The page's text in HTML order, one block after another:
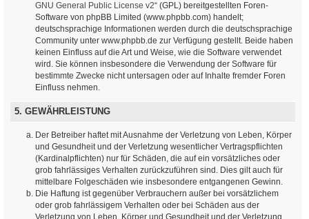
GNU General Public License v2“ (GPL) bereitgestellten Foren-
Software von phpBB Limited (www.phpbb.com) handelt;
deutschsprachige Informationen werden durch die deutschsprachige
Community unter www.phpbb.de zur Verfügung gestellt. Beide haben
keinen Einfluss auf die Art und Weise, wie die Software verwendet
wird. Sie können insbesondere die Verwendung der Software für
bestimmte Zwecke nicht untersagen oder auf Inhalte fremder Foren
Einfluss nehmen.
5. GEWÄHRLEISTUNG
Der Betreiber haftet mit Ausnahme der Verletzung von Leben, Körper
und Gesundheit und der Verletzung wesentlicher Vertragspflichten
(Kardinalpflichten) nur für Schäden, die auf ein vorsätzliches oder
grob fahrlässiges Verhalten zurückzuführen sind. Dies gilt auch für
mittelbare Folgeschäden wie insbesondere entgangenen Gewinn.
Die Haftung ist gegenüber Verbrauchern außer bei vorsätzlichem
oder grob fahrlässigem Verhalten oder bei Schäden aus der
Verletzung von Leben, Körper und Gesundheit und der Verletzung